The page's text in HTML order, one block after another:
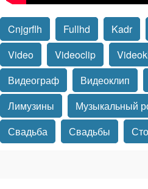
Cnjgrflh Fullhd Kadr
Video
Videoclip
Видеограф
Видеоклип
Лимузины
Музыкальный
Свадьба
Свадьбы